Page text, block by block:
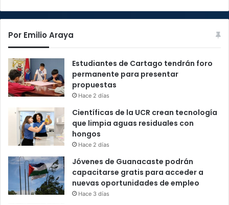
Por Emilio Araya
Estudiantes de Cartago tendrán foro
permanente para presentar
propuestas
Hace 2 días
Científicas de la UCR crean tecnología
que limpia aguas residuales con
hongos
Hace 2 días
Jóvenes de Guanacaste podrán
capacitarse gratis para acceder a
nuevas oportunidades de empleo
Hace 3 días